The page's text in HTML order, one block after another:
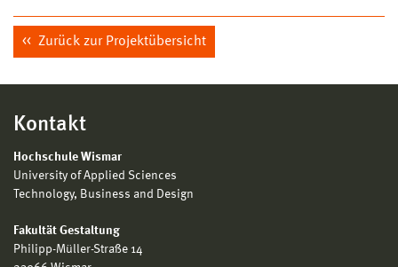
Zurück zur Projektübersicht
Kontakt
Hochschule Wismar
University of Applied Sciences
Technology, Business and Design
Fakultät Gestaltung
Philipp-Müller-Straße 14